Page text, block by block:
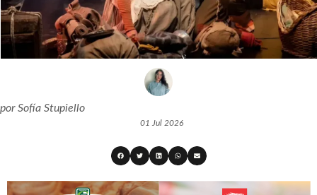
porSofía Stupiello
01 Jul 2026